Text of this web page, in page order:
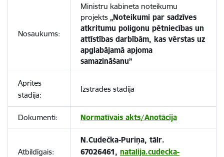
Nosaukums:
Ministru kabineta noteikumu
projekts „Noteikumi par sadzīves
atkritumu poligonu pētniecības un
attīstības darbībām, kas vērstas uz
apglabājamā apjoma
samazināšanu”
Aprites
stadija:
Izstrādes stadijā
Dokumenti: Normatīvais akts/Anotācija
Atbildīgais:
N.Cudečka-Puriņa, tālr.
67026461, natalija.cudecka-